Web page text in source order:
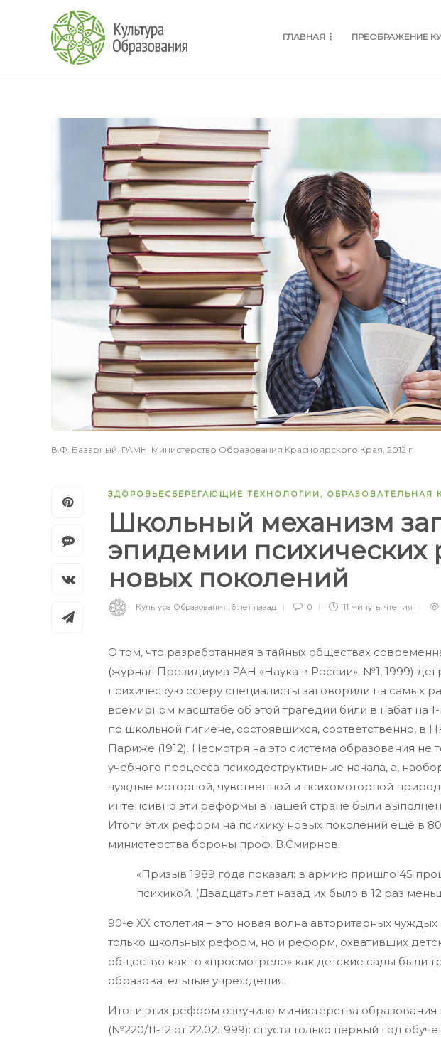
ГЛАВНАЯ ПРЕОБРАЖЕНИЕ
В.Ф. Базарный. РАМН, Министерство Образования Красноярского Края, 2012 г.
ЗДОРОВЬЕСБЕРЕГАЮЩИЕ ТЕХНОЛОГИИ, ОБРАЗОВАТЕЛЬНАЯ
Школьный механизм
эпидемии психических
новых поколений
Культура Образования 6 лет назад 0 11 минуты чтения
О том, что разработанная в тайных обществах
(журнал Президиума РАН «Наука в России». №1, 1999)
психическую сферу специалисты заговорили на самых
всемирном масштабе об этой трагедии били в набат на
по школьной гигиене, состоявшихся, соответственно, в
Париже (1912). Несмотря на это система образования не
учебного процесса психодеструктивные начала, а,
чуждые моторной, чувственной и психомоторной
интенсивно эти реформы в нашей стране были
Итоги этих реформ на психику новых поколений ещё в
министерства бороны проф. В.Смирнов:
«Призыв 1989 года показал: в армию пришло 45
психикой. (Двадцать лет назад их было в 12 раз
90-е ХХ столетия – это новая волна авторитарных
только школьных реформ, но и реформ, охвативших
общество как то «просмотрело» как детские сады были
образовательные учреждения.
Итоги этих реформ озвучило министерства
(№220/11-12 от 22.02.1999): спустя только первый год